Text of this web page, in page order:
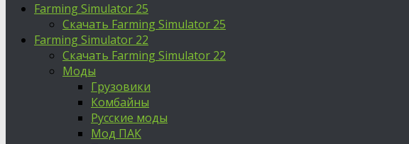
Farming Simulator 25
Скачать Farming Simulator 25
Farming Simulator 22
Скачать Farming Simulator 22
Моды
Грузовики
Комбайны
Русские моды
Мод ПАК